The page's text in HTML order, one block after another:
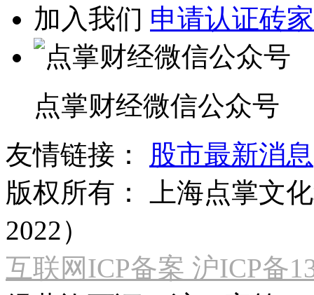
加入我们 申请认证砖家
点掌财经微信公众号
友情链接：
股市最新消息
版权所有：
上海点掌文
2022）
互联网ICP备案 沪ICP备